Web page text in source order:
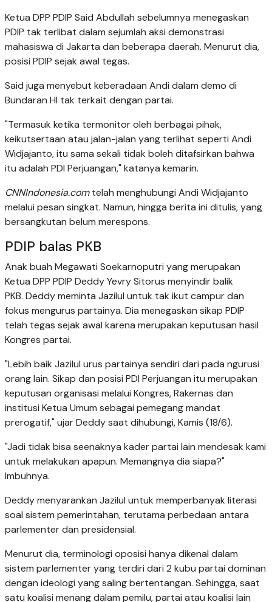
Ketua DPP PDIP Said Abdullah sebelumnya menegaskan
PDIP tak terlibat dalam sejumlah aksi demonstrasi
mahasiswa di Jakarta dan beberapa daerah. Menurut dia,
posisi PDIP sejak awal tegas.
Said juga menyebut keberadaan Andi dalam demo di
Bundaran HI tak terkait dengan partai.
"Termasuk ketika termonitor oleh berbagai pihak,
keikutsertaan atau jalan-jalan yang terlihat seperti Andi
Widjajanto, itu sama sekali tidak boleh ditafsirkan bahwa
itu adalah PDI Perjuangan," katanya kemarin.
CNNIndonesia.comtelah menghubungi Andi Widjajanto
melalui pesan singkat. Namun, hingga berita ini ditulis, yang
bersangkutan belum merespons.
PDIP balas PKB
Anak buah Megawati Soekarnoputri yang merupakan
Ketua DPP PDIP Deddy Yevry Sitorus menyindir balik
PKB. Deddy meminta Jazilul untuk tak ikut campur dan
fokus mengurus partainya. Dia menegaskan sikap PDIP
telah tegas sejak awal karena merupakan keputusan hasil
Kongres partai.
"Lebih baik Jazilul urus partainya sendiri dari pada ngurusi
orang lain. Sikap dan posisi PDI Perjuangan itu merupakan
keputusan organisasi melalui Kongres, Rakernas dan
institusi Ketua Umum sebagai pemegang mandat
prerogatif," ujar Deddy saat dihubungi, Kamis (18/6).
"Jadi tidak bisa seenaknya kader partai lain mendesak kami
untuk melakukan apapun. Memangnya dia siapa?"
Imbuhnya.
Deddy menyarankan Jazilul untuk memperbanyak literasi
soal sistem pemerintahan, terutama perbedaan antara
parlementer dan presidensial.
Menurut dia, terminologi oposisi hanya dikenal dalam
sistem parlementer yang terdiri dari 2 kubu partai dominan
dengan ideologi yang saling bertentangan. Sehingga, saat
satu koalisi menang dalam pemilu, partai atau koalisi lain